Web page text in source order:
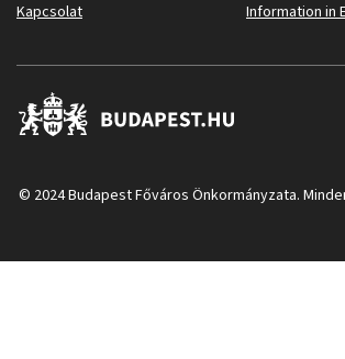
Kapcsolat Information in
© 2024 Budapest Főváros Önkormányzata.